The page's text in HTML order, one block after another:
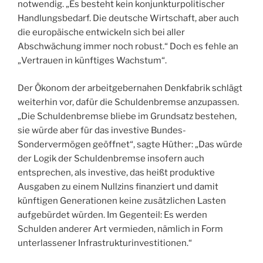
notwendig. „Es besteht kein konjunkturpolitischer
Handlungsbedarf. Die deutsche Wirtschaft, aber auch
die europäische entwickeln sich bei aller
Abschwächung immer noch robust.“ Doch es fehle an
„Vertrauen in künftiges Wachstum“.
Der Ökonom der arbeitgebernahen Denkfabrik schlägt
weiterhin vor, dafür die Schuldenbremse anzupassen.
„Die Schuldenbremse bliebe im Grundsatz bestehen,
sie würde aber für das investive Bundes-
Sondervermögen geöffnet“, sagte Hüther: „Das würde
der Logik der Schuldenbremse insofern auch
entsprechen, als investive, das heißt produktive
Ausgaben zu einem Nullzins finanziert und damit
künftigen Generationen keine zusätzlichen Lasten
aufgebürdet würden. Im Gegenteil: Es werden
Schulden anderer Art vermieden, nämlich in Form
unterlassener Infrastrukturinvestitionen.“